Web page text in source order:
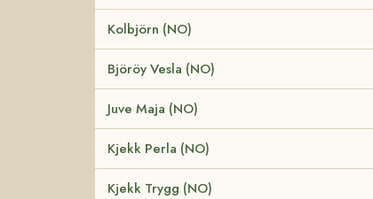
Kolbjörn (NO)
Björöy Vesla (NO)
Juve Maja (NO)
Kjekk Perla (NO)
Kjekk Trygg (NO)